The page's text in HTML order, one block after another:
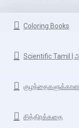
Coloring Books
Scientific Tamil |
குழந்தைகளுக்கான
சித்திரக்கதை